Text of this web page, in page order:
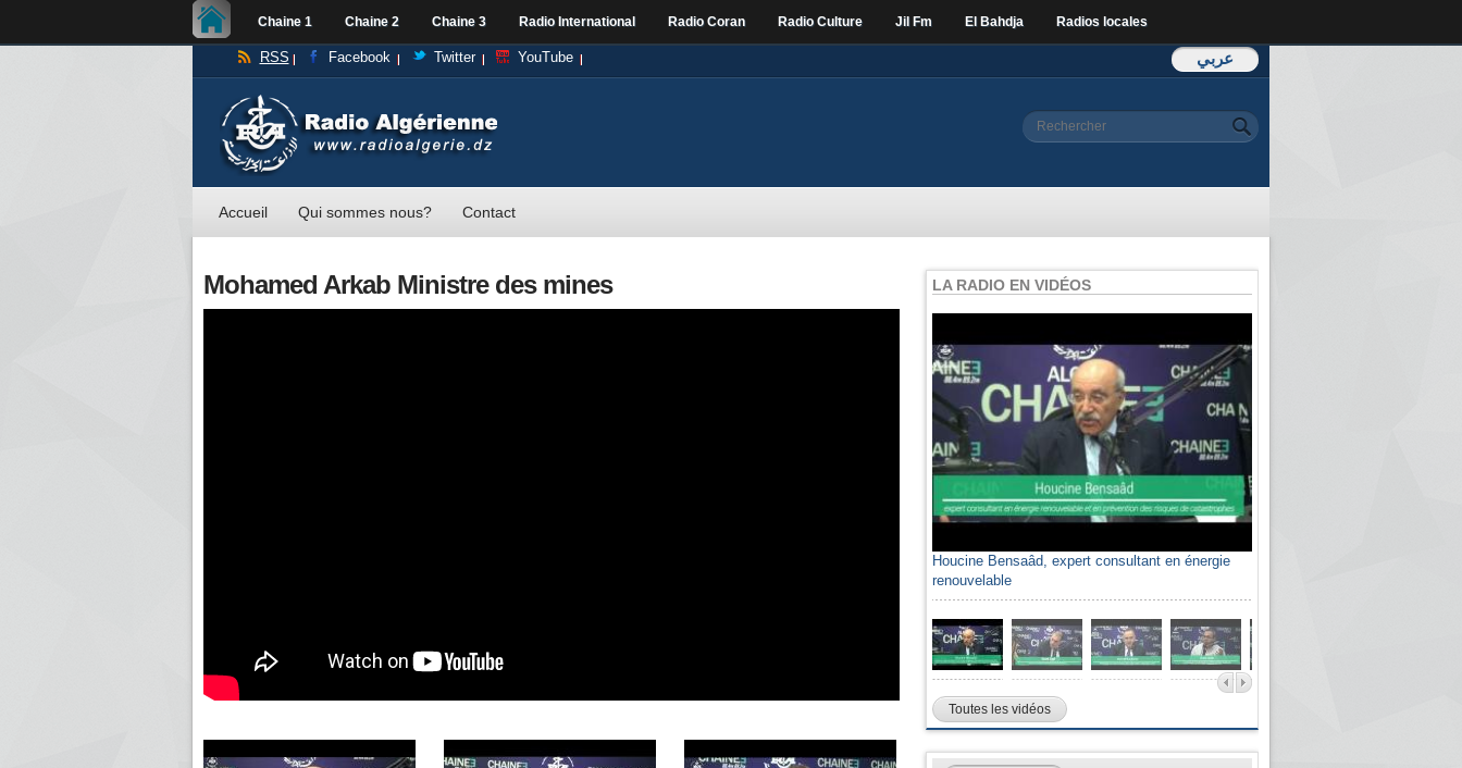
Chaine 1 Chaine 2 Chaine 3 Radio International Radio Coran Radio Culture Jil Fm El Bahdja Radios locales
عربي RSS Facebook Twitter YouTube
Formulaire de
Rechercher
Accueil Qui sommes nous? Contact
Mohamed Arkab Ministre des mines LA RADIO EN VIDÉOS
Houcine Bensaâd, expert consultant en énergie
renouvelable
Toutes les vidéos